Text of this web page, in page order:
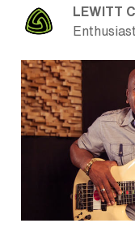
LEWITT